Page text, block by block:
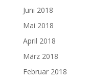
Juni 2018
Mai 2018
April 2018
März 2018
Februar 2018